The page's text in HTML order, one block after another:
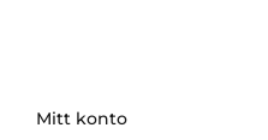
Mitt konto